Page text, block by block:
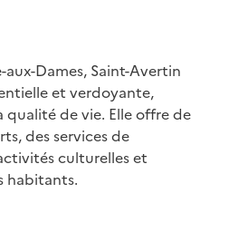
Dames, Saint-Avertin
et verdoyante,
qualité de vie. Elle offre de
des services de
culturelles et
habitants.